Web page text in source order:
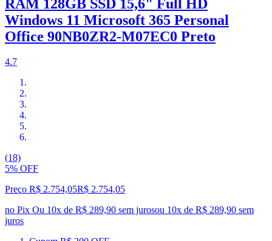
RAM 128GB SSD 15,6" Full HD
Windows 11 Microsoft 365 Personal
Office 90NB0ZR2-M07EC0 Preto
4.7
(18)
5% OFF
Preço R$ 2.754,05R$ 2.754,05
no Pix Ou 10x de R$ 289,90 sem jurosou 10x de R$ 289,90 sem
juros